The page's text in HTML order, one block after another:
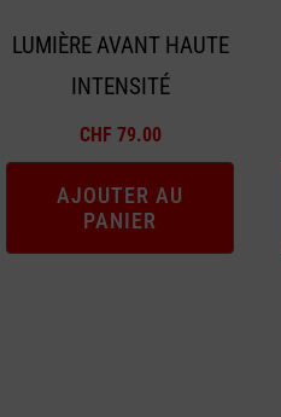
LUMIÈRE AVANT HAUTE
INTENSITÉ
CHF 79.00
AJOUTER AU
PANIER